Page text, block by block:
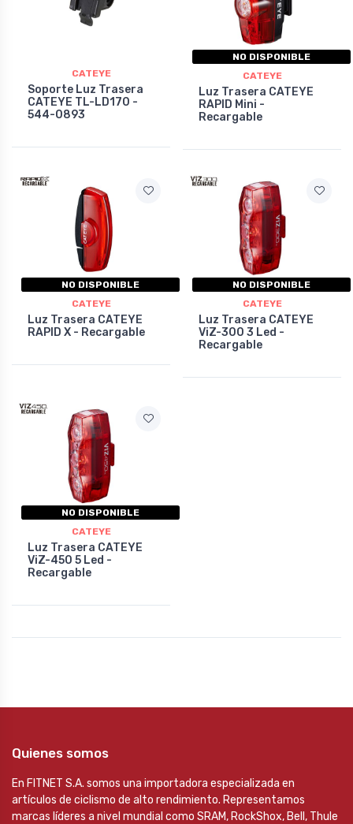
CATEYE
Soporte Luz Trasera
CATEYE TL-LD170 -
544-0893
NO DISPONIBLE
CATEYE
Luz Trasera CATEYE
RAPID Mini -
Recargable
NO DISPONIBLE
CATEYE
Luz Trasera CATEYE
RAPID X - Recargable
NO DISPONIBLE
CATEYE
Luz Trasera CATEYE
ViZ-300 3 Led -
Recargable
NO DISPONIBLE
CATEYE
Luz Trasera CATEYE
ViZ-450 5 Led -
Recargable
Quienes somos
En FITNET S.A. somos una importadora especializada en
artículos de ciclismo de alto rendimiento. Representamos
marcas líderes a nivel mundial como SRAM, RockShox, Bell, Thule